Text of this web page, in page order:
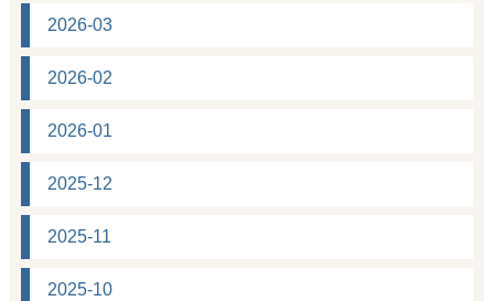
2026-03
2026-02
2026-01
2025-12
2025-11
2025-10